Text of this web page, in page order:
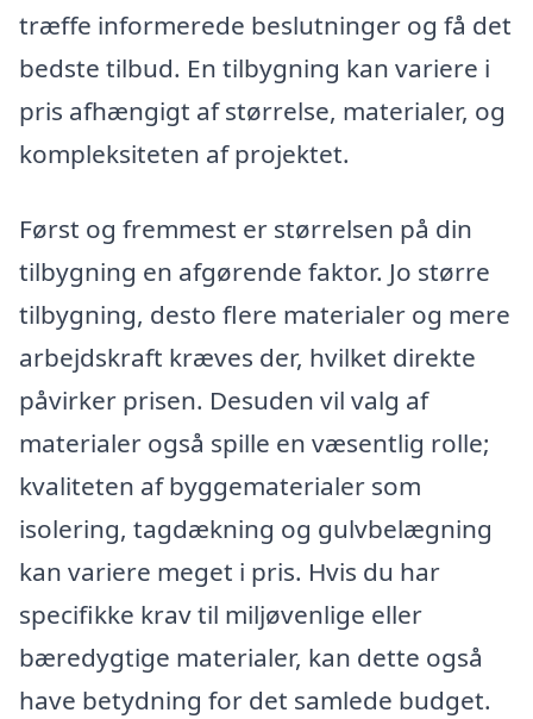
træffe informerede beslutninger og få det
bedste tilbud. En tilbygning kan variere i
pris afhængigt af størrelse, materialer, og
kompleksiteten af projektet.
Først og fremmest er størrelsen på din
tilbygning en afgørende faktor. Jo større
tilbygning, desto flere materialer og mere
arbejdskraft kræves der, hvilket direkte
påvirker prisen. Desuden vil valg af
materialer også spille en væsentlig rolle;
kvaliteten af byggematerialer som
isolering, tagdækning og gulvbelægning
kan variere meget i pris. Hvis du har
specifikke krav til miljøvenlige eller
bæredygtige materialer, kan dette også
have betydning for det samlede budget.